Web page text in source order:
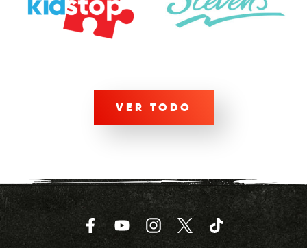
VER TODO
FacebookYouTubeInstagram
Twitter TikTok